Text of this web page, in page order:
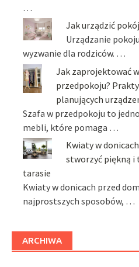
…
Jak urządzić
Urządzanie
wyzwanie dla rodziców. …
Jak zaprojektować
przedpokoju?
planujących
Szafa w przedpokoju to
mebli, które pomaga …
Kwiaty w
stworzyć piękną i
tarasie
Kwiaty w donicach przed
najprostszych sposobów, …
ARCHIWA